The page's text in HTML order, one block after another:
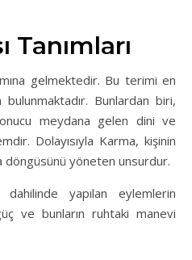
Tanımları
gelmektedir. Bu terimi en
Bunlardan biri,
meydana gelen dini ve
Dolayısıyla Karma, kişinin
döngüsünü yöneten unsurdur.
yapılan eylemlerin
ve bunların ruhtaki manevi